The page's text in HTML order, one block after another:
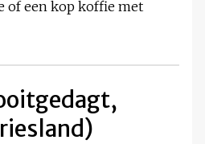
of een kop koffie met